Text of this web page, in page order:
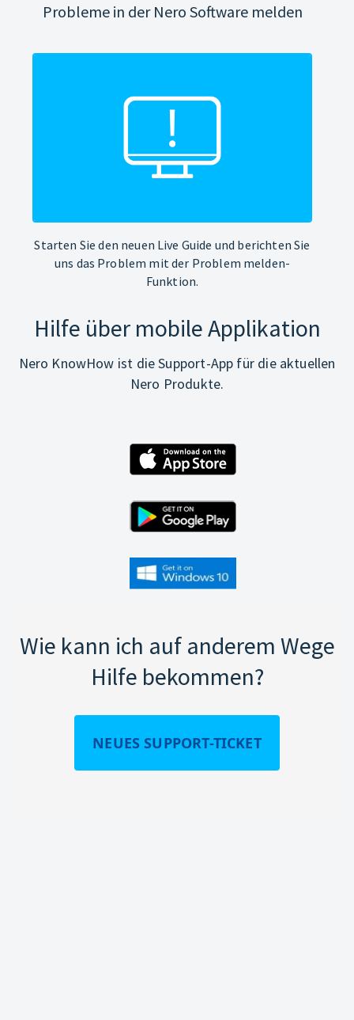
Probleme in der Nero Software melden
Starten Sie den neuen Live Guide und berichten Sie
uns das Problem mit der Problem melden-
Funktion.
Hilfe über mobile Applikation
Nero KnowHow ist die Support-App für die aktuellen
Nero Produkte.
Wie kann ich auf anderem Wege
Hilfe bekommen?
NEUES SUPPORT-TICKET